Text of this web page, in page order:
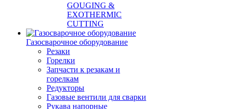
GOUGING &
EXOTHERMIC
CUTTING
Газосварочное оборудование
Резаки
Горелки
Запчасти к резакам и
горелкам
Редукторы
Газовые вентили для сварки
Рукава напорные